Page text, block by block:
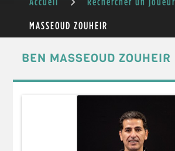
MASSEOUD ZOUHEIR
BEN MASSEOUD ZOUHEIR